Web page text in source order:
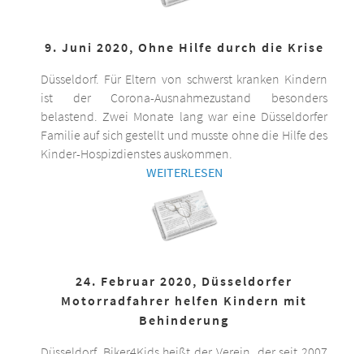
9. Juni 2020, Ohne Hilfe durch die Krise
Düsseldorf. Für Eltern von schwerst kranken Kindern
ist der Corona-Ausnahmezustand besonders
belastend. Zwei Monate lang war eine Düsseldorfer
Familie auf sich gestellt und musste ohne die Hilfe des
Kinder-Hospizdienstes auskommen.
WEITERLESEN
24. Februar 2020, Düsseldorfer
Motorradfahrer helfen Kindern mit
Behinderung